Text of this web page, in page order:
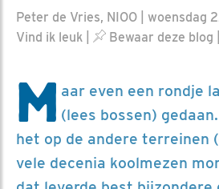
Peter de Vries, NIOO | woensdag
Vind ik leuk
Bewaar deze blog
M aar even een rondje
(lees bossen)
het op de andere terreinen
vele decenia koolmezen